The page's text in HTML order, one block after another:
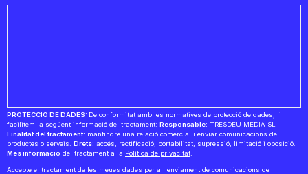
PROTECCIÓ DE DADES: De conformitat amb les normatives de protecció de dades, li
facilitem la següent informació del tractament: Responsable: TRESDEU MEDIA SL
Finalitat del tractament: mantindre una relació comercial i enviar comunicacions de
productes o serveis. Drets: accés, rectificació, portabilitat, supressió, limitació i oposició.
Més informació del tractament a la Política de privacitat.
Accepte el tractament de les meues dades per a l'enviament de comunicacions de